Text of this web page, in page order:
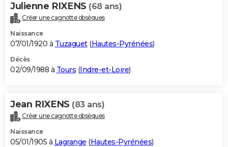
Julienne RIXENS (68 ans)
Créer une cagnotte obsèques
Naissance
07/01/1920 à Tuzaguet(Hautes-Pyrénées)
Décès
02/09/1988 à Tours (Indre-et-Loire)
Jean RIXENS (83 ans)
Créer une cagnotte obsèques
Naissance
05/01/1905 à Lagrange (Hautes-Pyrénées)